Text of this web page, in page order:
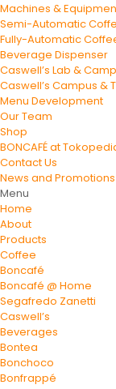
Machines &
Semi-Automatic
Fully-Automatic
Beverage Dispenser
Caswell’s Lab &
Caswell’s Campus &
Menu Development
Our Team
Shop
BONCAFÉ at
Contact Us
News and Promotions
Menu
Home
About
Products
Coffee
Boncafé
Boncafé @ Home
Segafredo Zanetti
Caswell’s
Beverages
Bontea
Bonchoco
Bonfrappé